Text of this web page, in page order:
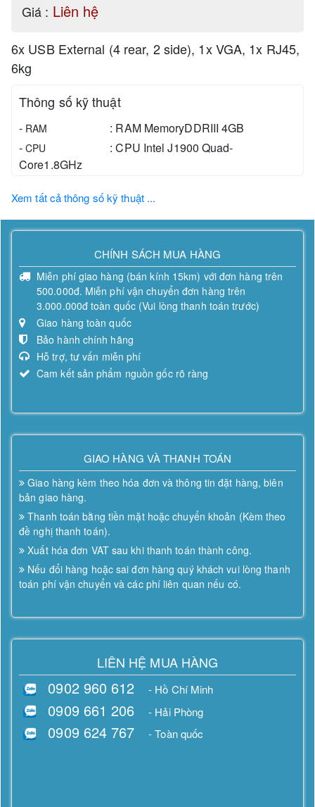
Giá : Liên hệ
6x USB External (4 rear, 2 side), 1x VGA, 1x RJ45,
6kg
Thông số kỹ thuật
- RAM : RAM MemoryDDRIII 4GB
-CPU :CPU Intel J1900 Quad-
Core1.8GHz
-
Kích thước màn
hình
:DisplayTouch LCD: 15" TFT LCD
(LED Backlight); 1024 x 768; 10 point multi touch
Xem tất cả thông số kỹ thuật ...
CHÍNH SÁCH MUA HÀNG
Miễn phí giao hàng (bán kính 15km) với đơn hàng trên
500.000đ. Miễn phí vận chuyển đơn hàng trên
3.000.000đ toàn quốc (Vui lòng thanh toán trước)
Giao hàng toàn quốc
Bảo hành chính hãng
Hỗ trợ, tư vấn miễn phí
Cam kết sản phẩm nguồn gốc rõ ràng
GIAO HÀNG VÀ THANH TOÁN
Giao hàng kèm theo hóa đơn và thông tin đặt hàng, biên
bản giao hàng.
Thanh toán bằng tiền mặt hoặc chuyển khoản (Kèm theo
đề nghị thanh toán).
Xuất hóa đơn VAT sau khi thanh toán thành công.
Nếu đổi hàng hoặc sai đơn hàng quý khách vui lòng thanh
toán phí vận chuyển và các phí liên quan nếu có.
LIÊN HỆ MUA HÀNG
0902 960 612 - Hồ Chí Minh
0909 661 206 - Hải Phòng
0909 624 767 - Toàn quốc